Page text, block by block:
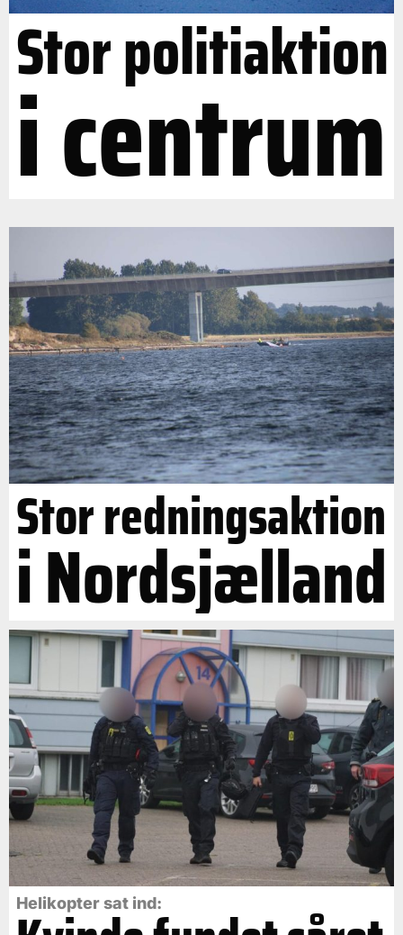
Stor politiaktion
i centrum
Stor redningsaktion
i Nordsjælland
Helikopter sat ind: